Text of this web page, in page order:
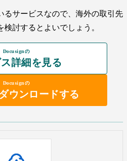
るサービスなので、海外の取引先
討するとよいでしょう。
Docusignの
詳細を見る
Docusignの
ウンロードする